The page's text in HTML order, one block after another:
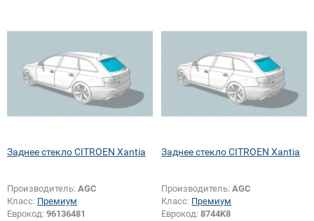
Заднее стекло CITROEN Xantia
Производитель: AGC
Класс: Премиум
Еврокод: 96136481
Заднее стекло CITROEN Xantia
Производитель:AGC
Класс: Премиум
Еврокод:8744K8